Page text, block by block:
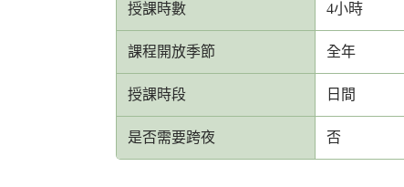
授課時數 4小時
課程開放季節 全年
授課時段 日間
是否需要跨夜 否